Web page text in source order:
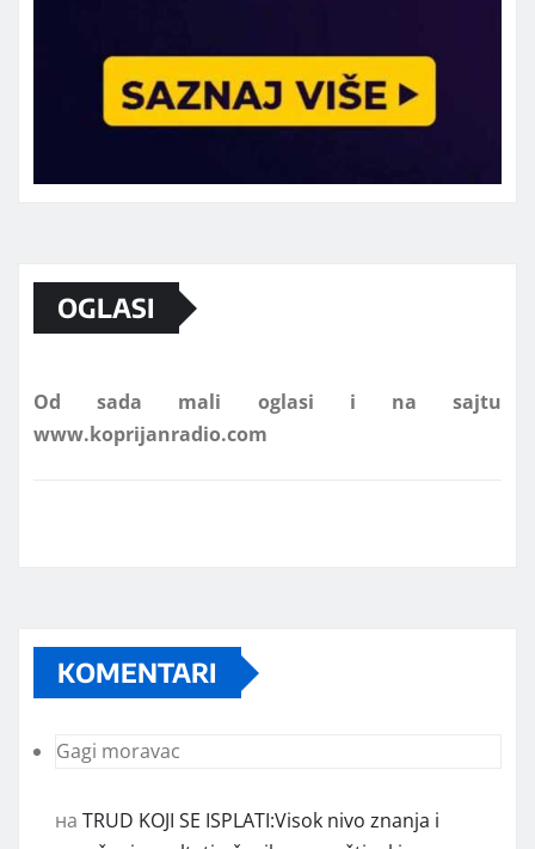
OGLASI
Od sada mali oglasi i na sajtu
KOMENTARI
Gagi moravac
на TRUD KOJI SE ISPLATI:Visok nivo znanja i